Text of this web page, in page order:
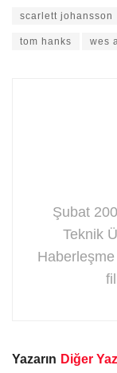
scarlett johansson
tom hanks wes
Şubat
Teknik
Yazarın Diğer